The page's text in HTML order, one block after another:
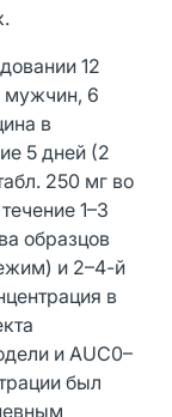
12
мужчин, 6
в
5 дней (2
250 мг во
1–3
образцов
и 2–4-й
в
и AUC0–
был